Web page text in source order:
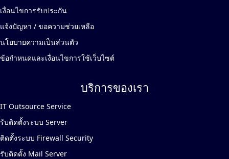
เงื่อนไขการรับประกัน
แจ้งปัญหา / ขอความช่วยเหลือ
นโยบายความเป็นส่วนตัว
ข้อกำหนดและเงื่อนไขการใช้เว็บไซต์
บริการของเรา
IT Outsource Service
รับติดตั้งระบบ Server
ติดตั้งระบบ Firewall Security
รับติดตั้ง Mail Server